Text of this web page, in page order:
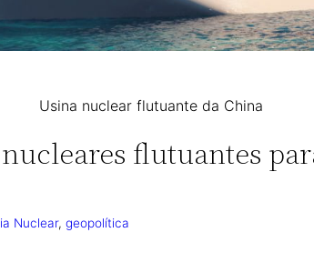
Usina nuclear flutuante da China
flutuantes
Nuclear, geopolítica